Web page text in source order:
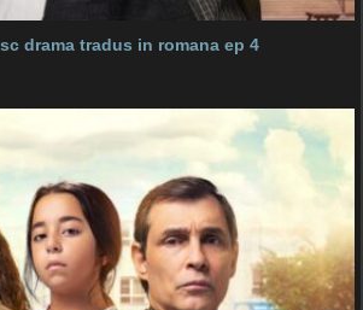
drama tradus in romana ep 4